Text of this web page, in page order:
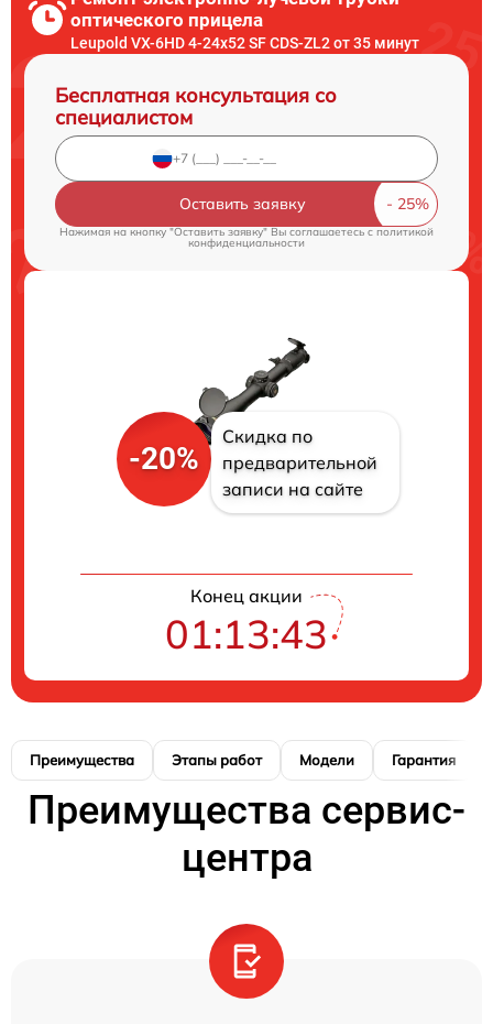
оптического прицела
Leupold VX-6HD 4-24x52 SF CDS-ZL2 от 35 минут
Бесплатная консультация со
специалистом
Оставить заявку
Нажимая на кнопку "Оставить заявку" Вы соглашаетесь cполитикой
конфиденциальности
-20%
Скидка по
предварительной
записи на сайте
Конец акции
01:13:42
Преимущества Этапы работ Модели Гарантия
Преимущества сервис-
центра